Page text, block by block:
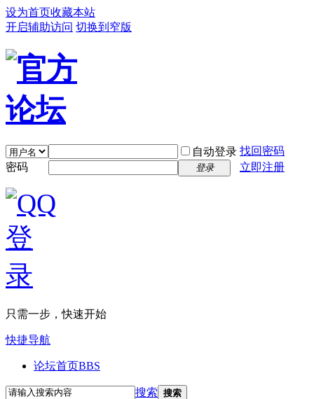
设为首页收藏本站
开启辅助访问 切换到窄版
自动登录 找回密码
密码
登录 立即注册
只需一步，快速开始
快捷导航
论坛首页BBS
搜索 搜索